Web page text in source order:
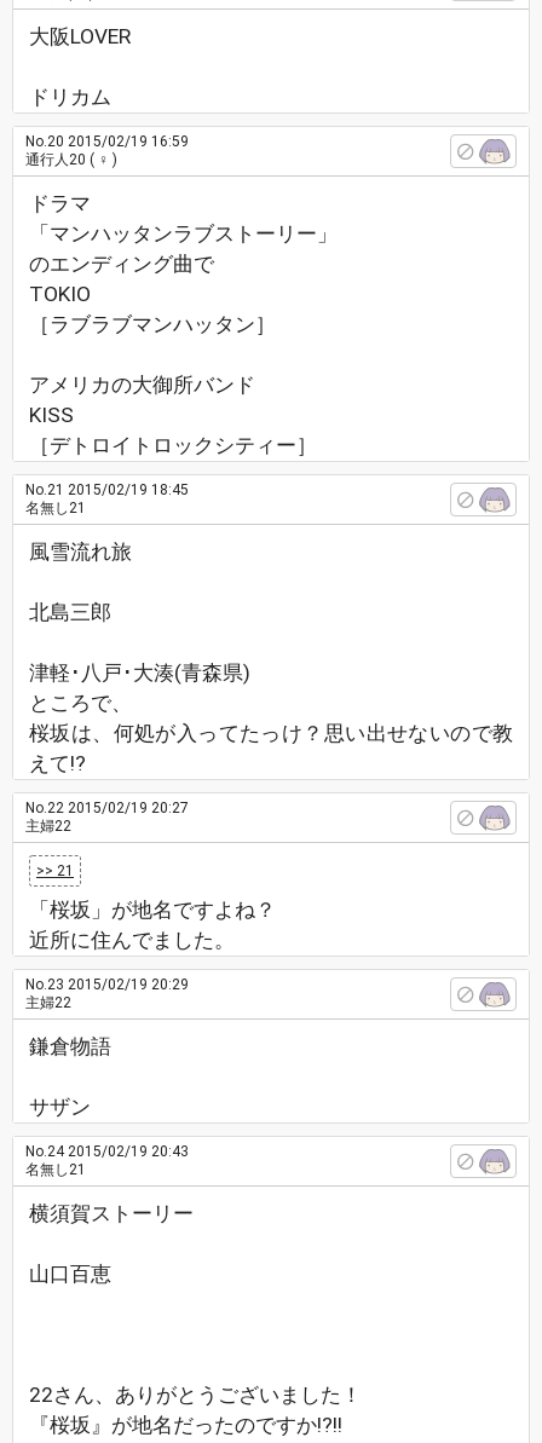
大阪LOVER
ドリカム
No.20 2015/02/19 16:59
通行人20 ( ♀ )
ドラマ
「マンハッタンラブストーリー」
のエンディング曲で
TOKIO
［ラブラブマンハッタン］
アメリカの大御所バンド
KISS
［デトロイトロックシティー］
No.21 2015/02/19 18:45
名無し21
風雪流れ旅
北島三郎
津軽･八戸･大湊(青森県)
ところで、
桜坂は、何処が入ってたっけ？思い出せないので教
えて!?
No.22 2015/02/19 20:27
主婦22
>> 21
「桜坂」が地名ですよね？
近所に住んでました。
No.23 2015/02/19 20:29
主婦22
鎌倉物語
サザン
No.242015/02/19 20:43
名無し21
横須賀ストーリー
山口百恵
22さん、ありがとうございました！
『桜坂』が地名だったのですか!?!!